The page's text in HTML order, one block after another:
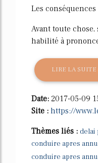
Les
Avant toute
habilité à
LIRE LA SUITE
Date: 2017-05-09
Site : https://
Thèmes liés : delai
conduire apres
conduire apres